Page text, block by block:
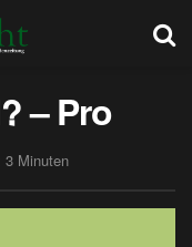
– Pro
3 Minuten